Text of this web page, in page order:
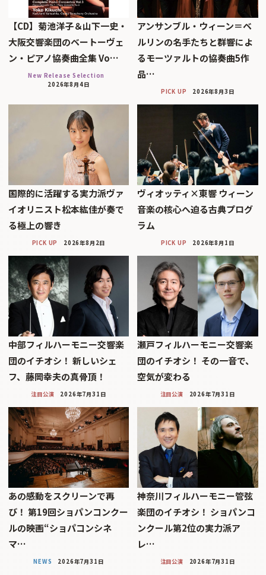
【CD】菊池洋子＆山下一史・
大阪交響楽団のベートーヴェ
ン・ピアノ協奏曲全集 Vo…
New Release Selection
2026年8月4日
アンサンブル・ウィーン＝ベ
ルリンの名手たちと群響によ
るモーツァルトの協奏曲5作
品…
PICK UP 2026年8月3日
国際的に活躍する実力派ヴァ
イオリニスト松本紘佳が奏で
る極上の響き
PICK UP 2026年8月2日
ヴィオッティ×東響 ウィーン
音楽の核心へ迫る古典プログ
ラム
PICK UP 2026年8月1日
中部フィルハーモニー交響楽
団のイチオシ！ 新しいシェ
フ、藤岡幸夫の真骨頂！
注目公演 2026年7月31日
瀬戸フィルハーモニー交響楽
団のイチオシ！ その一音で、
空気が変わる
注目公演 2026年7月31日
あの感動をスクリーンで再
び！ 第19回ショパンコンクー
ルの映画“ショパコンシネ
マ…
NEWS 2026年7月31日
神奈川フィルハーモニー管弦
楽団のイチオシ！ ショパンコ
ンクール第2位の実力派ア
レ…
注目公演 2026年7月31日